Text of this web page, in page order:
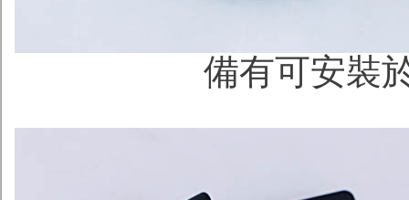
備有可安裝